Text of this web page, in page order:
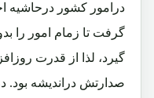
درامور کشور درحاشیه
گرفت تا زمام امور را
گیرد، لذا از قدرت
صدارتش دراندیشه بود.